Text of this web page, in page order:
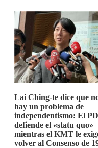
Lai Ching-te dice que
hay un problema de
independentismo: El
defiende el «statu quo»
mientras el KMT le
volver al Consenso de